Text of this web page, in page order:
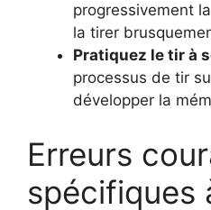
progressivement
la tirer
Pratiquez le tir à
processus de tir
développer la
Erreurs
spécifiques